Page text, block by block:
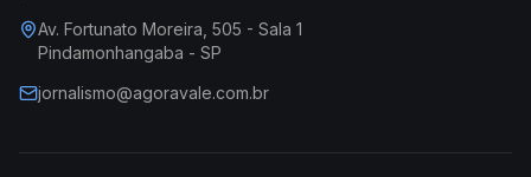
Av. Fortunato Moreira, 505 - Sala 1
Pindamonhangaba - SP
jornalismo@agoravale.com.br